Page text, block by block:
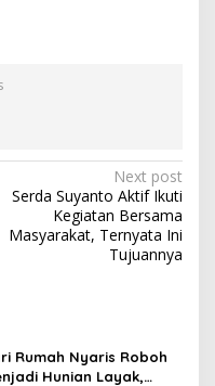
Next post
Serda Suyanto Aktif Ikuti
Kegiatan Bersama
Masyarakat, Ternyata Ini
Tujuannya
Rumah Nyaris Roboh
Hunian Layak,